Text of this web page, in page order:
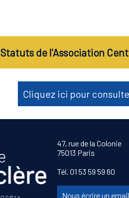
Statuts de l'Association
Cliquez ici pour
47, rue de la Colonie
75013 Paris
Tél. 01 53 59 59 60
Nous écrire un email